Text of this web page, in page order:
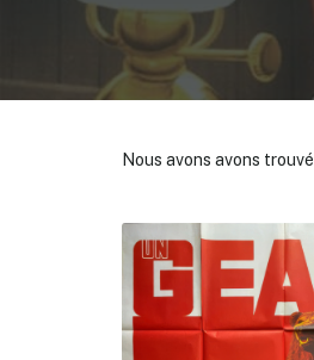
Nous avons avons trouvé
✕